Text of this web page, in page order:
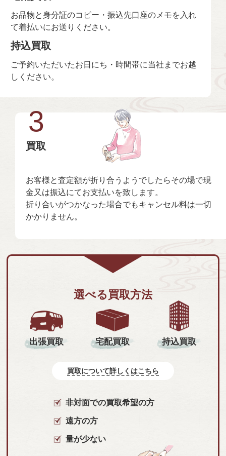
お品物と身分証のコピー・振込先口座のメモを入れ
て着払いにお送りください。
持込買取
ご予約いただいたお日にち・時間帯に当社までお越
しください。
3
買取
お客様と査定額が折り合うようでしたらその場で現
金又は振込にてお支払いを致します。
折り合いがつかなった場合でもキャンセル料は一切
かかりません。
選べる買取方法
出張買取 宅配買取 持込買取
買取について詳しくはこちら
非対面での買取希望の方
遠方の方
量が少ない